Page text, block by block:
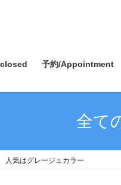
予約/Appointment
全て
気はグレージュカラー